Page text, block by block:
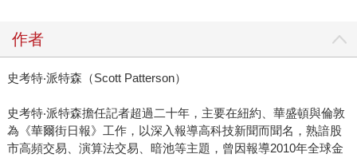
作者
史考特‧派特森（Scott Patterson）
史考特‧派特森擔任記者超過二十年，主要在紐約、華盛頓與倫敦
為《華爾街日報》工作，以深入報導高科技新聞而聞名，熟諳股
市高頻交易、演算法交易、暗池等主題，曾因報導2010年全球金